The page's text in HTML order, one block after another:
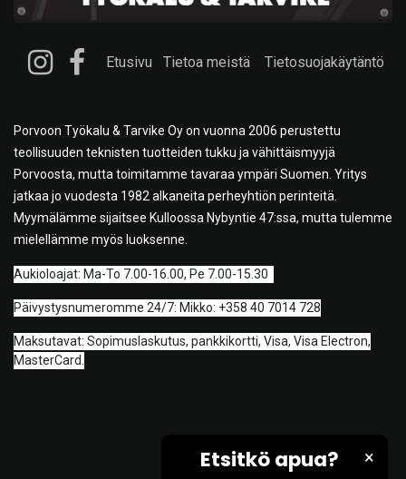
Etusivu Tietoa meistä Tietosuojakäytäntö
Porvoon Työkalu & Tarvike Oy on vuonna 2006 perustettu
teollisuuden teknisten tuotteiden tukku ja vähittäismyyjä
Porvoosta, mutta toimitamme tavaraa ympäri Suomen. Yritys
jatkaa jo vuodesta 1982 alkaneita perheyhtiön perinteitä.
Myymälämme sijaitsee Kulloossa Nybyntie 47:ssa, mutta tulemme
mielellämme myös luoksenne.
Aukioloajat: Ma-To 7.00-16.00, Pe 7.00-15.30
Päivystysnumeromme 24/7: Mikko: +358 40 7014 728
Maksutavat: Sopimuslaskutus, pankkikortti, Visa, Visa Electron,
MasterCard.
×
Etsitkö apua?